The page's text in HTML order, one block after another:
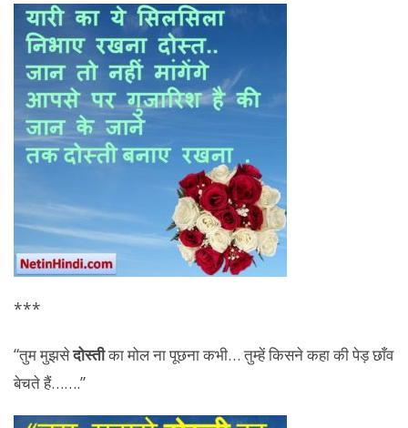
***
“तुम मुझसेदोस्तीका मोल ना पूछना कभी… तुम्हें किसने कहा की पेड़ छाँव
बेचते हैं…….”